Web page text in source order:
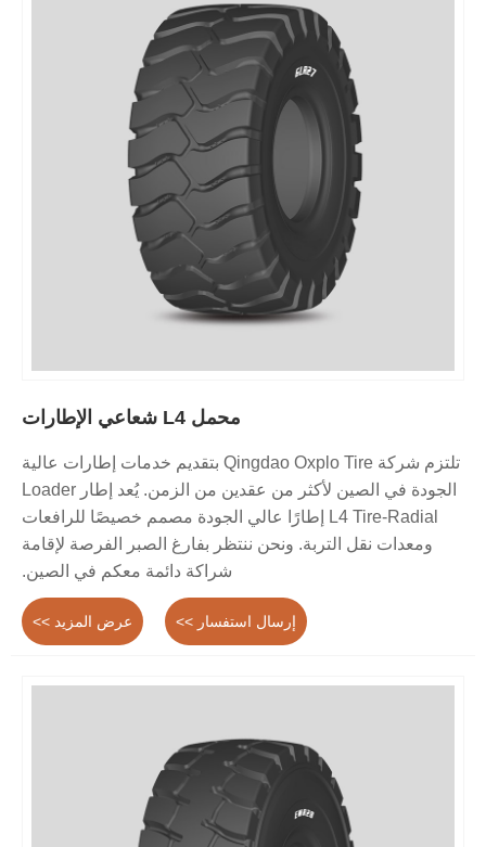
محمل L4 شعاعي الإطارات
تلتزم شركة Qingdao Oxplo Tire بتقديم خدمات إطارات عالية
الجودة في الصين لأكثر من عقدين من الزمن. يُعد إطار Loader
L4 Tire-Radial إطارًا عالي الجودة مصمم خصيصًا للرافعات
ومعدات نقل التربة. ونحن ننتظر بفارغ الصبر الفرصة لإقامة
شراكة دائمة معكم في الصين.
عرض المزيد >> إرسال استفسار >>